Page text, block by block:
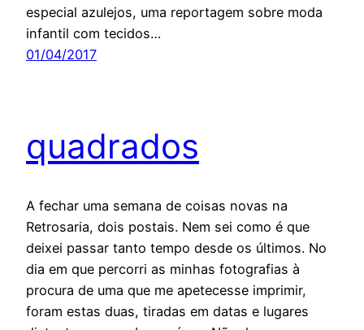
especial azulejos, uma reportagem sobre moda
infantil com tecidos…
01/04/2017
quadrados
A fechar uma semana de coisas novas na
Retrosaria, dois postais. Nem sei como é que
deixei passar tanto tempo desde os últimos. No
dia em que percorri as minhas fotografias à
procura de uma que me apetecesse imprimir,
foram estas duas, tiradas em datas e lugares